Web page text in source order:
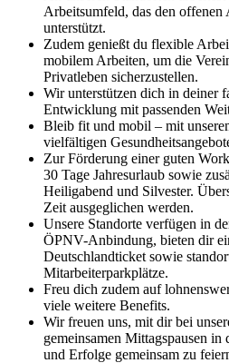
Arbeitsumfeld, das den offenen
unterstützt.
Zudem genießt du flexible
mobilem Arbeiten, um die
Privatleben sicherzustellen.
Wir unterstützen dich in deiner
Entwicklung mit passenden
Bleib fit und mobil – mit
vielfältigen
Zur Förderung einer guten
30 Tage Jahresurlaub sowie
Heiligabend und Silvester.
Zeit ausgeglichen werden.
Unsere Standorte verfügen in
ÖPNV-Anbindung, bieten dir
Deutschlandticket sowie
Mitarbeiterparkplätze.
Freu dich zudem auf
viele weitere Benefits.
Wir freuen uns, mit dir bei
gemeinsamen Mittagspausen in
und Erfolge gemeinsam zu